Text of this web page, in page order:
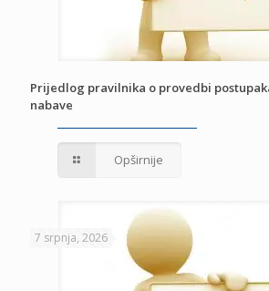
Prijedlog pravilnika o provedbi
nabave
Opširnije
7 srpnja, 2026